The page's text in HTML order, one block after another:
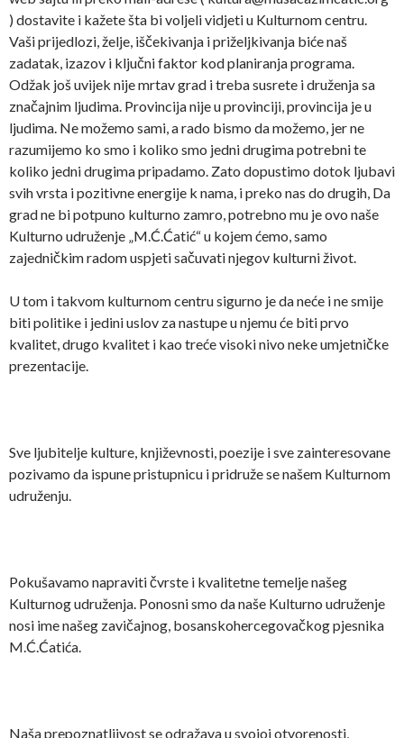
) dostavite i kažete šta bi voljeli vidjeti u Kulturnom centru.
Vaši prijedlozi, želje, iščekivanja i priželjkivanja biće naš
zadatak, izazov i ključni faktor kod planiranja programa.
Odžak još uvijek nije mrtav grad i treba susrete i druženja sa
značajnim ljudima. Provincija nije u provinciji, provincija je u
ljudima. Ne možemo sami, a rado bismo da možemo, jer ne
razumijemo ko smo i koliko smo jedni drugima potrebni te
koliko jedni drugima pripadamo. Zato dopustimo dotok ljubavi
svih vrsta i pozitivne energije k nama, i preko nas do drugih, Da
grad ne bi potpuno kulturno zamro, potrebno mu je ovo naše
Kulturno udruženje „M.Ć.Ćatić“ u kojem ćemo, samo
zajedničkim radom uspjeti sačuvati njegov kulturni život.
U tom i takvom kulturnom centru sigurno je da neće i ne smije
biti politike i jedini uslov za nastupe u njemu će biti prvo
kvalitet, drugo kvalitet i kao treće visoki nivo neke umjetničke
prezentacije.
Sve ljubitelje kulture, književnosti, poezije i sve zainteresovane
pozivamo da ispune pristupnicu i pridruže se našem Kulturnom
udruženju.
Pokušavamo napraviti čvrste i kvalitetne temelje našeg
Kulturnog udruženja. Ponosni smo da naše Kulturno udruženje
nosi ime našeg zavičajnog, bosanskohercegovačkog pjesnika
M.Ć.Ćatića.
Naša prepoznatljivost se odražava u svojoj otvorenosti,